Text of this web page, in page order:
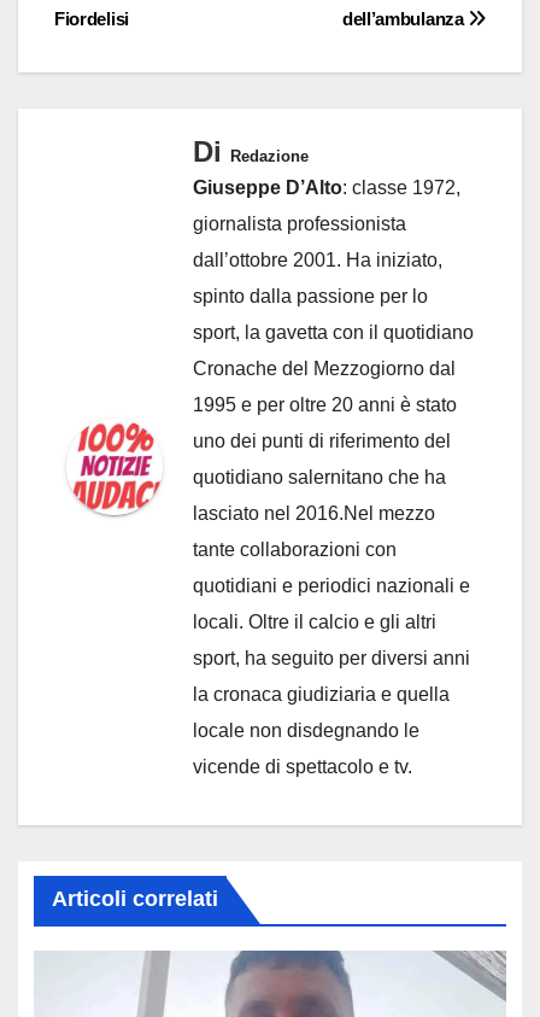
dell’ambulanza
Fiordelisi
Di Redazione
Giuseppe D’Alto: classe 1972,
giornalista professionista
dall’ottobre 2001. Ha iniziato,
spinto dalla passione per lo
sport, la gavetta con il quotidiano
Cronache del Mezzogiorno dal
1995 e per oltre 20 anni è stato
uno dei punti di riferimento del
quotidiano salernitano che ha
lasciato nel 2016.Nel mezzo
tante collaborazioni con
quotidiani e periodici nazionali e
locali. Oltre il calcio e gli altri
sport, ha seguito per diversi anni
la cronaca giudiziaria e quella
locale non disdegnando le
vicende di spettacolo e tv.
Articoli correlati